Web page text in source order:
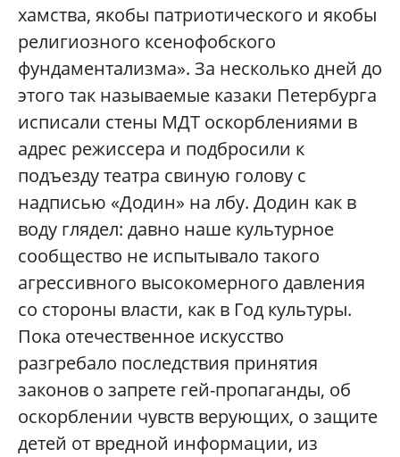
хамства, якобы патриотического и якобы
религиозного ксенофобского
фундаментализма». За несколько дней до
этого так называемые казаки Петербурга
исписали стены МДТ оскорблениями в
адрес режиссера и подбросили к
подъезду театра свиную голову с
надписью «Додин» на лбу. Додин как в
воду глядел: давно наше культурное
сообщество не испытывало такого
агрессивного высокомерного давления
со стороны власти, как в Год культуры.
Пока отечественное искусство
разгребало последствия принятия
законов о запрете гей-пропаганды, об
оскорблении чувств верующих, о защите
детей от вредной информации, из